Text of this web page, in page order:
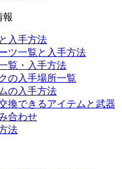
報
入手方法
ツ一覧と入手方法
覧・入手方法
の入手場所一覧
の入手方法
換できるアイテムと武器
合わせ
法